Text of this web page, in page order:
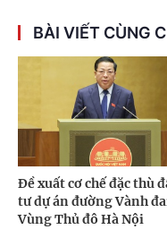
BÀI VIẾT CÙNG
Đề xuất cơ chế đặc thù
tư dự án đường Vành
Vùng Thủ đô Hà Nội